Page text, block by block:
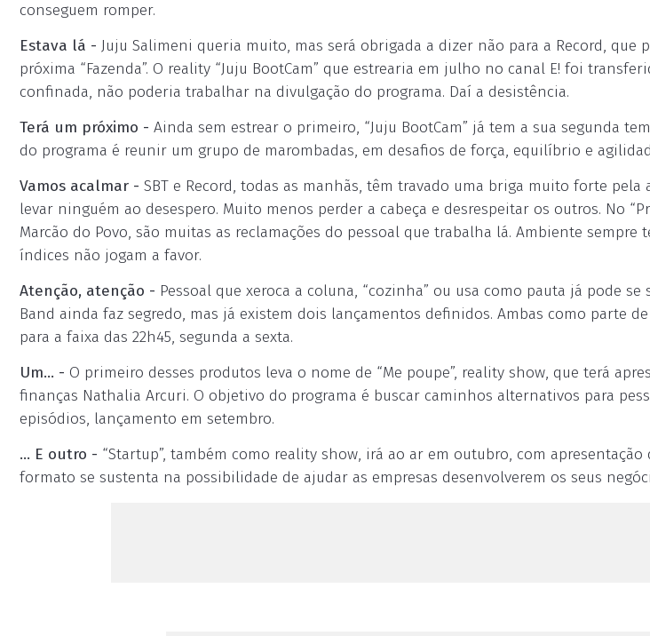
conseguem romper.
Estava lá - Juju Salimeni queria muito, mas será obrigada a dizer não para a Record, que
próxima “Fazenda”. O reality “Juju BootCam” que estrearia em julho no canal E! foi
confinada, não poderia trabalhar na divulgação do programa. Daí a desistência.
Terá um próximo - Ainda sem estrear o primeiro, “Juju BootCam” já tem a sua segunda
do programa é reunir um grupo de marombadas, em desafios de força, equilíbrio e
Vamos acalmar - SBT e Record, todas as manhãs, têm travado uma briga muito forte pela
levar ninguém ao desespero. Muito menos perder a cabeça e desrespeitar os outros. No
Marcão do Povo, são muitas as reclamações do pessoal que trabalha lá. Ambiente sempre
índices não jogam a favor.
Atenção, atenção - Pessoal que xeroca a coluna, “cozinha” ou usa como pauta já pode
Band ainda faz segredo, mas já existem dois lançamentos definidos. Ambas como parte
para a faixa das 22h45, segunda a sexta.
Um... - O primeiro desses produtos leva o nome de “Me poupe”, reality show, que terá
finanças Nathalia Arcuri. O objetivo do programa é buscar caminhos alternativos para
episódios, lançamento em setembro.
... E outro - “Startup”, também como reality show, irá ao ar em outubro, com apresentação
formato se sustenta na possibilidade de ajudar as empresas desenvolverem os seus